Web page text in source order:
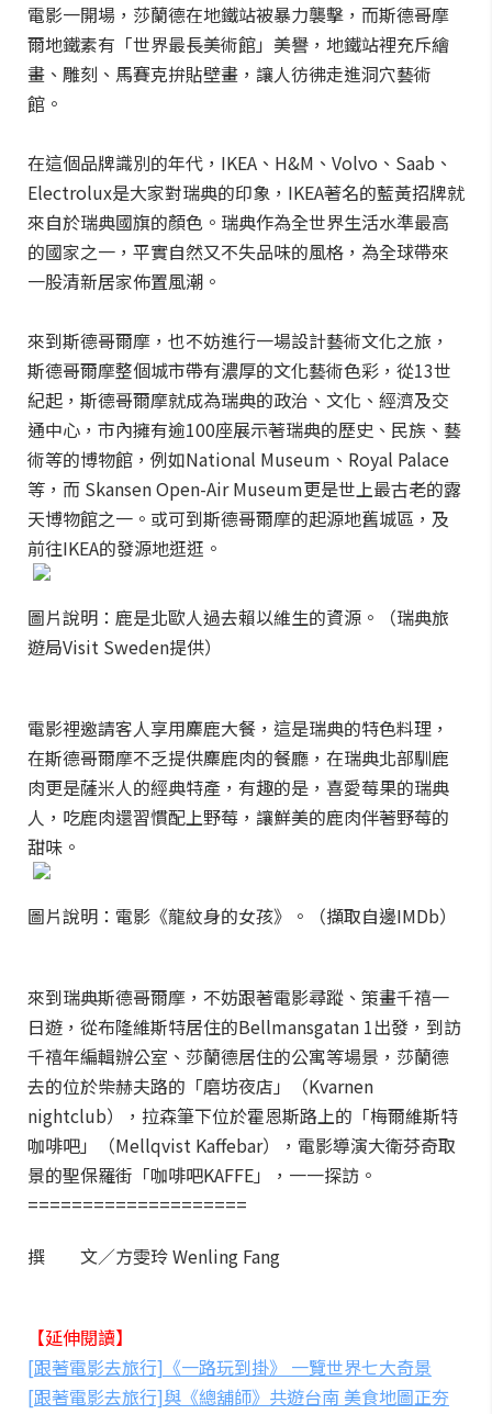
電影一開場，莎蘭德在地鐵站被暴力襲擊，而斯德哥摩
爾地鐵素有「世界最長美術館」美譽，地鐵站裡充斥繪
畫、雕刻、馬賽克拚貼壁畫，讓人彷彿走進洞穴藝術
館。
在這個品牌識別的年代，IKEA、H&M、Volvo、Saab、
Electrolux是大家對瑞典的印象，IKEA著名的藍黃招牌就
來自於瑞典國旗的顏色。瑞典作為全世界生活水準最高
的國家之一，平實自然又不失品味的風格，為全球帶來
一股清新居家佈置風潮。
來到斯德哥爾摩，也不妨進行一場設計藝術文化之旅，
斯德哥爾摩整個城市帶有濃厚的文化藝術色彩，從13世
紀起，斯德哥爾摩就成為瑞典的政治、文化、經濟及交
通中心，市內擁有逾100座展示著瑞典的歷史、民族、藝
術等的博物館，例如National Museum、Royal Palace
等，而 Skansen Open-Air Museum更是世上最古老的露
天博物館之一。或可到斯德哥爾摩的起源地舊城區，及
前往IKEA的發源地逛逛。
圖片說明：鹿是北歐人過去賴以維生的資源。（瑞典旅
遊局Visit Sweden提供）
電影裡邀請客人享用麋鹿大餐，這是瑞典的特色料理，
在斯德哥爾摩不乏提供麋鹿肉的餐廳，在瑞典北部馴鹿
肉更是薩米人的經典特產，有趣的是，喜愛莓果的瑞典
人，吃鹿肉還習慣配上野莓，讓鮮美的鹿肉伴著野莓的
甜味。
圖片說明：電影《龍紋身的女孩》。（擷取自邊IMDb）
來到瑞典斯德哥爾摩，不妨跟著電影尋蹤、策畫千禧一
日遊，從布隆維斯特居住的Bellmansgatan 1出發，到訪
千禧年編輯辦公室、莎蘭德居住的公寓等場景，莎蘭德
去的位於柴赫夫路的「磨坊夜店」（Kvarnen
nightclub），拉森筆下位於霍恩斯路上的「梅爾維斯特
咖啡吧」（Mellqvist Kaffebar），電影導演大衛芬奇取
景的聖保羅街「咖啡吧KAFFE」，一一探訪。
====================
撰 文／方雯玲 Wenling Fang
【延伸閱讀】
[跟著電影去旅行]《一路玩到掛》 一覽世界七大奇景
[跟著電影去旅行]與《總舖師》共遊台南 美食地圖正夯